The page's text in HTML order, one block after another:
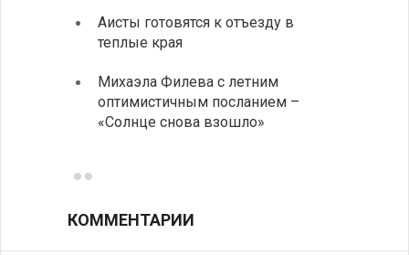
Аисты готовятся к отъезду в
теплые края
Михаэла Филева с летним
оптимистичным посланием –
«Солнце снова взошло»
КОММЕНТАРИИ